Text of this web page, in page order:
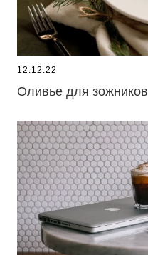
12.12.22
Оливье для зожников